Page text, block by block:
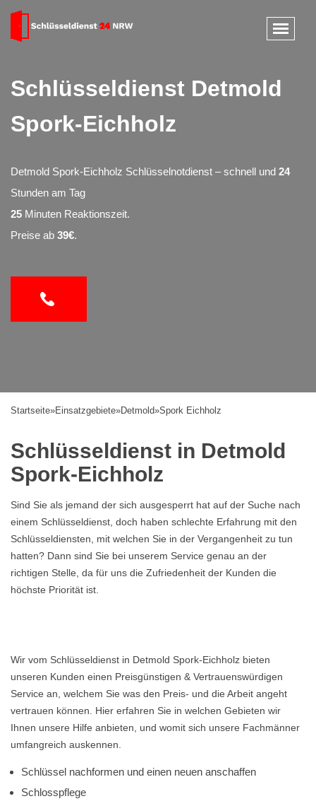
Schlüsseldienst Detmold
Spork-Eichholz
Detmold Spork-Eichholz Schlüsselnotdienst – schnell und 24
Stunden am Tag
25 Minuten Reaktionszeit.
Preise ab 39€.
Startseite»Einsatzgebiete»Detmold»Spork Eichholz
Schlüsseldienst in Detmold
Spork-Eichholz
Sind Sie als jemand der sich ausgesperrt hat auf der Suche nach
einem Schlüsseldienst, doch haben schlechte Erfahrung mit den
Schlüsseldiensten, mit welchen Sie in der Vergangenheit zu tun
hatten? Dann sind Sie bei unserem Service genau an der
richtigen Stelle, da für uns die Zufriedenheit der Kunden die
höchste Priorität ist.
Wir vom Schlüsseldienst in Detmold Spork-Eichholz bieten
unseren Kunden einen Preisgünstigen & Vertrauenswürdigen
Service an, welchem Sie was den Preis- und die Arbeit angeht
vertrauen können. Hier erfahren Sie in welchen Gebieten wir
Ihnen unsere Hilfe anbieten, und womit sich unsere Fachmänner
umfangreich auskennen.
Schlüssel nachformen und einen neuen anschaffen
Schlosspflege